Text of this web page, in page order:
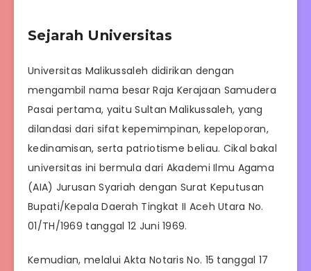
Sejarah Universitas
Universitas Malikussaleh didirikan dengan
mengambil nama besar Raja Kerajaan Samudera
Pasai pertama, yaitu Sultan Malikussaleh, yang
dilandasi dari sifat kepemimpinan, kepeloporan,
kedinamisan, serta patriotisme beliau. Cikal bakal
universitas ini bermula dari Akademi Ilmu Agama
(AIA) Jurusan Syariah dengan Surat Keputusan
Bupati/Kepala Daerah Tingkat II Aceh Utara No.
01/TH/1969 tanggal 12 Juni 1969.
Kemudian, melalui Akta Notaris No. 15 tanggal 17